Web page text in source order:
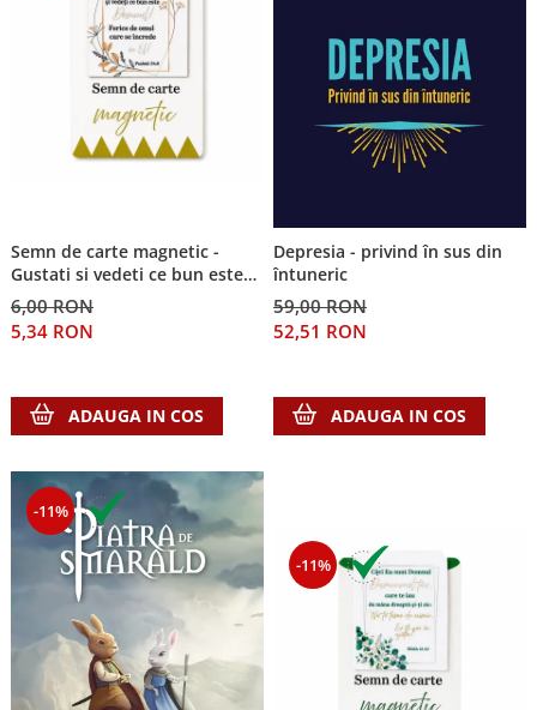
Schimbarea caracterului
Suferinta
Viata din belsug
Viata de zi cu zi
Leadership
Mediu
Sanatate / nutritie
Semn de carte magnetic -
Gustati si vedeti ce bun este
Domnul!
6,00 RON
5,34 RON
ADAUGA IN COS
Depresia - privind în sus din
întuneric
59,00 RON
52,51 RON
ADAUGA IN COS
-11%
-11%